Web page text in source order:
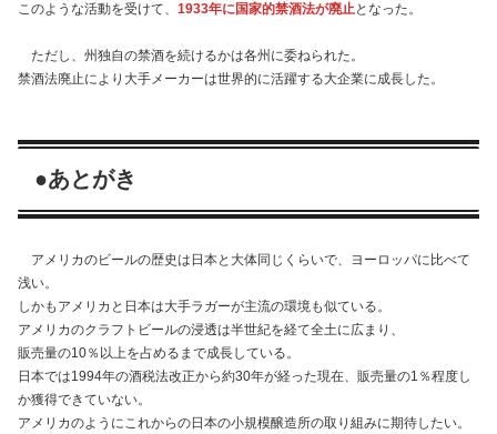
このような活動を受けて、 1933年に国家的禁酒法が廃止となった。
ただし、州独自の禁酒を続けるかは各州に委ねられた。
禁酒法廃止により大手メーカーは世界的に活躍する大企業に成長した。
●あとがき
アメリカのビールの歴史は日本と大体同じくらいで、ヨーロッパに比べて
浅い。
しかもアメリカと日本は大手ラガーが主流の環境も似ている。
アメリカのクラフトビールの浸透は半世紀を経て全土に広まり、
販売量の10％以上を占めるまで成長している。
日本では1994年の酒税法改正から約30年が経った現在、販売量の1％程度し
か獲得できていない。
アメリカのようにこれからの日本の小規模醸造所の取り組みに期待したい。